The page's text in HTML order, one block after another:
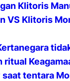
Klitoris
VS Klitoris
ritual
saat tentara